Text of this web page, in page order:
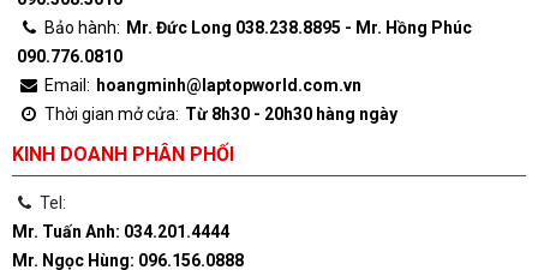
Bảo hành: Mr. Đức Long 038.238.8895 - Mr. Hồng Phúc
090.776.0810
Email: hoangminh@laptopworld.com.vn
Thời gian mở cửa: Từ 8h30 - 20h30 hàng ngày
KINH DOANH PHÂN PHỐI
Tel:
Mr. Tuấn Anh: 034.201.4444
Mr. Ngọc Hùng: 096.156.0888